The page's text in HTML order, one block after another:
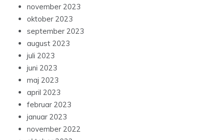
november 2023
oktober 2023
september 2023
august 2023
juli 2023
juni 2023
maj 2023
april 2023
februar 2023
januar 2023
november 2022